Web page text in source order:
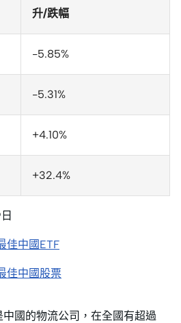
升/跌幅
-5.85%
-5.31%
+4.10%
+32.4%
佳中國ETF
佳中國股票
國的物流公司，在全國有超過